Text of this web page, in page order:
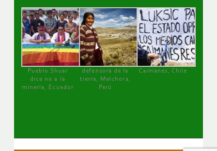
Pueblo Shuar
dice no a la
minería, Ecuador
defensora de la
tierra, Melchora,
Perú
Caimanes, Chile